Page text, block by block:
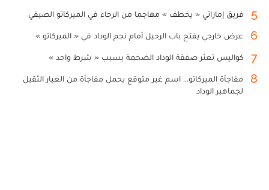
5 فريق إماراتي « يخطف » مهاجما من الرجاء في الميركاتو الصيفي
6 عرض خارجي يفتح باب الرحيل أمام نجم الوداد في « الميركاتو »
7 كواليس تعثر صفقة الوداد الضخمة بسبب « شرط واحد »
8
مفاجأة الميركاتو... اسم غير متوقع يحمل مفاجأة من العيار الثقيل
لجماهير الوداد